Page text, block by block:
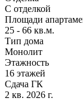
С отделкой
Площади
25 - 66 кв.м.
Тип дома
Монолит
Этажность
16 этажей
Сдача ГК
2 кв. 2026 г.